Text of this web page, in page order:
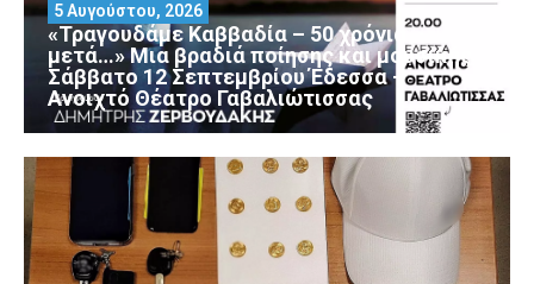
«Τραγουδάμε Καββαδία – 50 χρόνια
μετά…» Μια βραδιά ποίησης και μουσικής
Σάββατο 12 Σεπτεμβρίου Έδεσσα –
Ανοιχτό Θέατρο Γαβαλιώτισσας
5 Αυγούστου, 2026